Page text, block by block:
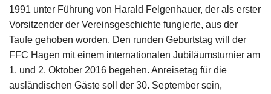
1991 unter Führung von Harald Felgenhauer, der als erster
Vorsitzender der Vereinsgeschichte fungierte, aus der
Taufe gehoben worden. Den runden Geburtstag will der
FFC Hagen mit einem internationalen Jubiläumsturnier am
1. und 2. Oktober 2016 begehen. Anreisetag für die
ausländischen Gäste soll der 30. September sein,